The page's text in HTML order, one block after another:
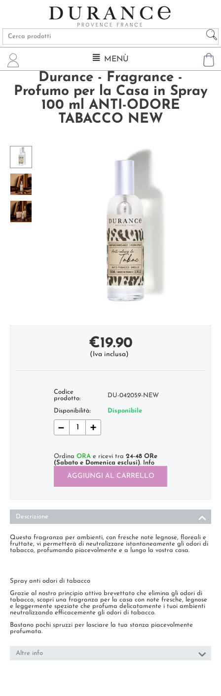
MENÙ
Durance - Fragrance -
Profumo per la Casa in Spray
100 ml ANTI-ODORE
TABACCO NEW
€19.90
(Iva inclusa)
Codice
prodotto:
DU-042059-NEW
Disponibilità: Disponibile
+
−
Ordina ORA e ricevi tra 24-48 ORe
(Sabato e Domenica esclusi). Info
AGGIUNGI AL CARRELLO
Descrizione
Questa fragranza per ambienti, con fresche note legnose, floreali e
fruttate, vi permetterà di neutralizzare istantaneamente gli odori di
tabacco, profumando piacevolmente e a lungo la vostra casa.
Spray anti odori di tabacco
Grazie al nostro principio attivo brevettato che elimina gli odori di
tabacco, scopri una fragranza per la casa con note fresche, legnose
e leggermente speziate che profuma delicatamente i tuoi ambienti
neutralizzando efficacemente gli odori di tabacco.
Bastano pochi spruzzi per lasciare la tua stanza piacevolmente
profumata.
Altre info